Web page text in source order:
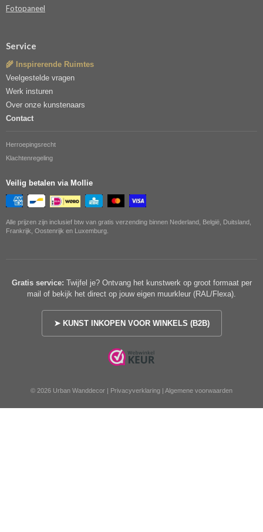
Fotopaneel
Service
🌾 Inspirerende Ruimtes
Veelgestelde vragen
Werk insturen
Over onze kunstenaars
Contact
Herroepingsrecht
Klachtenregeling
Veilig betalen via Mollie
Alle prijzen zijn inclusief btw van gratis verzending binnen Nederland, België, Duitsland,
Frankrijk, Oostenrijk en Luxemburg.
Gratis service: Twijfel je? Ontvang het kunstwerk op groot formaat per
mail of bekijk het direct op jouw eigen muurkleur (RAL/Flexa).
➤ KUNST INKOPEN VOOR WINKELS (B2B)
© 2026 Urban Wanddecor | Privacyverklaring | Algemene voorwaarden